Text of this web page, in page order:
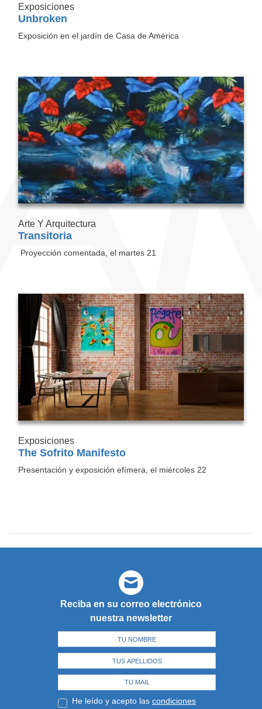
Exposiciones
Unbroken
Exposición en el jardín de Casa de América
Arte Y Arquitectura
Transitoria
Proyección comentada, el martes 21
Exposiciones
The Sofrito Manifesto
Presentación y exposición efímera, el miércoles 22
Reciba en su correo electrónico
nuestra newsletter
He leído y acepto las condiciones